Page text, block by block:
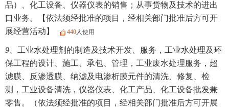
品）、化工设备、仪器仪表的销售；从事货物及技术的进出
口业务。【依法须经批准的项目，经相关部门批准后方可开
展经营活动】
440人使用
9、 工业水处理剂的制造及技术开发、服务，工业水处理及环
保工程的设计、施工、承包、管理，工业废水处理服务，超
滤膜、反渗透膜、纳滤及电渗析膜元件的清洗、修复、检
测，工业设备清洗，仪器仪表、化工产品、化工设备批发兼
零售。（依法须经批准的项目，经相关部门批准后方可开展